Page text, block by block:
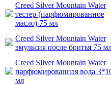
Creed Silver Mountain Water
тестер (парфюмированное
масло) 75 мл
Creed Silver Mountain Water
эмульсия после бритья 75
Creed Silver Mountain Water
парфюмированная вода
мл